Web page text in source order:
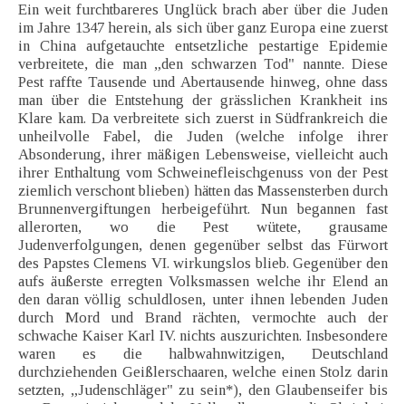
Ein weit furchtbareres Unglück brach aber über die Juden
im Jahre 1347 herein, als sich über ganz Europa eine zuerst
in China aufgetauchte entsetzliche pestartige Epidemie
verbreitete, die man „den schwarzen Tod" nannte. Diese
Pest raffte Tausende und Abertausende hinweg, ohne dass
man über die Entstehung der grässlichen Krankheit ins
Klare kam. Da verbreitete sich zuerst in Südfrankreich die
unheilvolle Fabel, die Juden (welche infolge ihrer
Absonderung, ihrer mäßigen Lebensweise, vielleicht auch
ihrer Enthaltung vom Schweinefleischgenuss von der Pest
ziemlich verschont blieben) hätten das Massensterben durch
Brunnenvergiftungen herbeigeführt. Nun begannen fast
allerorten, wo die Pest wütete, grausame
Judenverfolgungen, denen gegenüber selbst das Fürwort
des Papstes Clemens VI. wirkungslos blieb. Gegenüber den
aufs äußerste erregten Volksmassen welche ihr Elend an
den daran völlig schuldlosen, unter ihnen lebenden Juden
durch Mord und Brand rächten, vermochte auch der
schwache Kaiser Karl IV. nichts auszurichten. Insbesondere
waren es die halbwahnwitzigen, Deutschland
durchziehenden Geißlerschaaren, welche einen Stolz darin
setzten, „Judenschläger" zu sein*), den Glaubenseifer bis